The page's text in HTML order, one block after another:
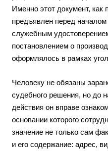
Именно этот документ,
предъявлен перед
служебным
постановлением о
оформлялось в рамках
Человеку не обязаны
судебного решения, но до
действия он вправе
основании которого
значение не только сам
и его содержание: адрес,